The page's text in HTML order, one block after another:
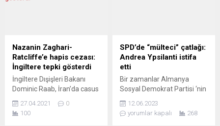
Nazanin Zaghari-
Ratcliffe’e hapis cezası:
İngiltere tepki gösterdi
İngiltere Dışişleri Bakanı
Dominic Raab, İran’da casus
yatan İran-İngiltere çifte
vatandaşı Nazanin Zaghari-
27.04.2021
0
100
SPD’de “mülteci” çatlağı:
Andrea Ypsilanti istifa
etti
Bir zamanlar Almanya
Sosyal Demokrat Partisi ‘nin
siyasetçilerinden biri olan
Andrea Ypsilant Avrupa
12.06.2023
yorumlar kapalı
268